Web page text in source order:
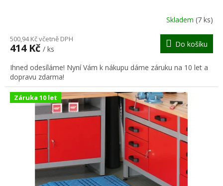
R
M
A
Skladem (7 ks)
500,94 Kč včetně DPH
414 Kč / ks
Do košíku
Ihned odesíláme! Nyní Vám k nákupu dáme záruku na 10 let a
dopravu zdarma!
Záruka 10 let